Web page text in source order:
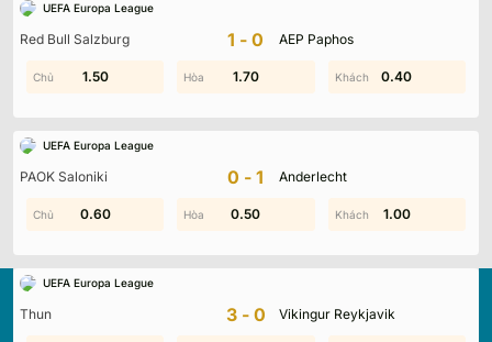
UEFA Europa League
Red Bull Salzburg 1-0 AEP Paphos
1.00 0.30 0.80
1.50 1.70 0.40
UEFA Europa League
PAOK Saloniki 0-1 Anderlecht
0.70 0.50 0.90
0.60 0.50 1.00
UEFA Europa League
Thun 3-0 Vikingur Reykjavik